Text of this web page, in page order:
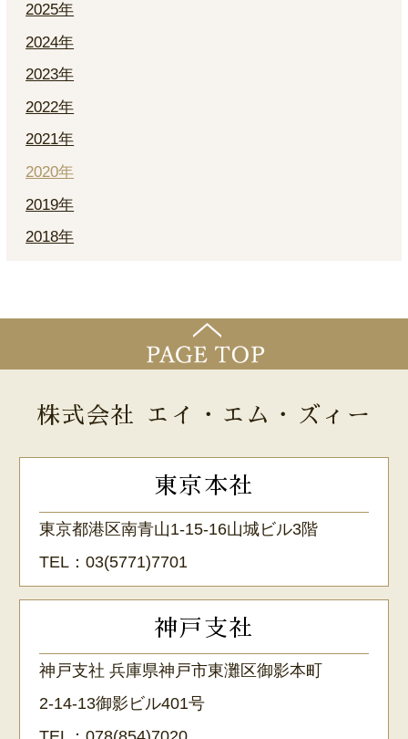
2025年
2024年
2023年
2022年
2021年
2020年
2019年
2018年
株式会社 エイ・エム・ズィー
東京本社
東京都港区南青山1-15-16山城ビル3階
TEL：03(5771)7701
神戸支社
神戸支社 兵庫県神戸市東灘区御影本町
2-14-13御影ビル401号